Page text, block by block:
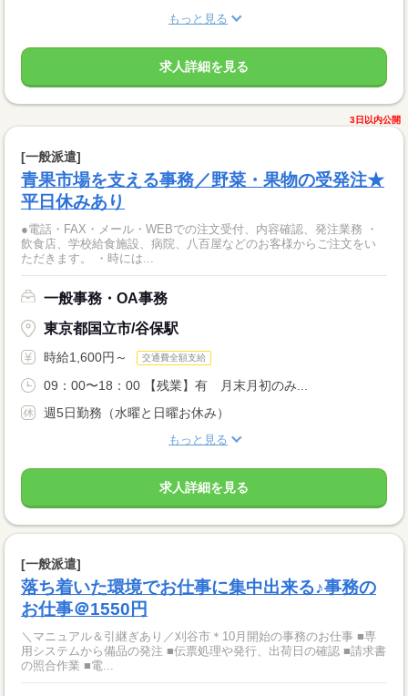
もっと見る
求人詳細を見る
3日以内公開
[一般派遣]
青果市場を支える事務／野菜・果物の受発注★
平日休みあり
●電話・FAX・メール・WEBでの注文受付、内容確認、発注業務 ・
飲食店、学校給食施設、病院、八百屋などのお客様からご注文をい
ただきます。 ・時には...
一般事務・OA事務
東京都国立市/谷保駅
時給1,600円～ 交通費全額支給
09：00〜18：00 【残業】有 月末月初のみ...
週5日勤務（水曜と日曜お休み）
もっと見る
求人詳細を見る
[一般派遣]
落ち着いた環境でお仕事に集中出来る♪事務の
お仕事＠1550円
＼マニュアル＆引継ぎあり／刈谷市＊10月開始の事務のお仕事 ■専
用システムから備品の発注 ■伝票処理や発行、出荷日の確認 ■請求書
の照合作業 ■電...